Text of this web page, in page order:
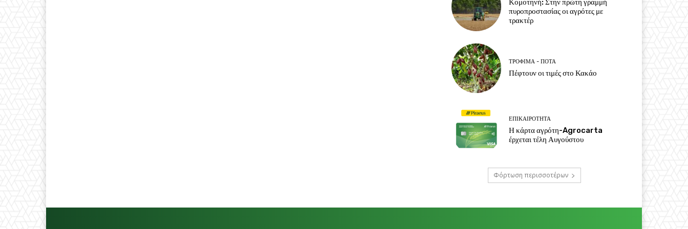
Κομοτηνή: Στην πρώτη γραμμή
πυροπροστασίας οι αγρότες με
τρακτέρ
ΤΡΌΦΙΜΑ - ΠΟΤΆ
Πέφτουν οι τιμές στο Κακάο
ΕΠΙΚΑΙΡΌΤΗΤΑ
Η κάρτα αγρότη-Agrocarta
έρχεται τέλη Αυγούστου
Φόρτωση περισσοτέρων